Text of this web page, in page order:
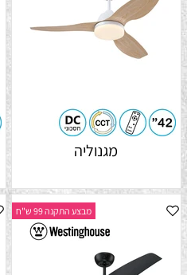
מגנוליה
מבצע התקנה 99 ש"ח